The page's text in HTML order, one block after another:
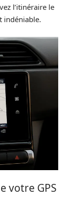
l’itinéraire le
indéniable.
votre GPS